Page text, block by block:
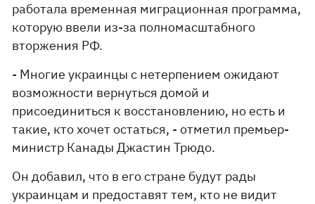
работала временная миграционная программа,
которую ввели из-за полномасштабного
вторжения РФ.
- Многие украинцы с нетерпением ожидают
возможности вернуться домой и
присоединиться к восстановлению, но есть и
такие, кто хочет остаться, - отметил премьер-
министр Канады Джастин Трюдо.
Он добавил, что в его стране будут рады
украинцам и предоставят тем, кто не видит